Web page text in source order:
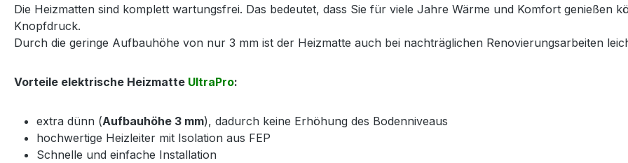
Die Heizmatten sind komplett wartungsfrei. Das bedeutet, dass Sie für viele Jahre Wärme und Komfort genießen
Knopfdruck.
Durch die geringe Aufbauhöhe von nur 3 mm ist der Heizmatte auch bei nachträglichen Renovierungsarbeiten
Vorteile elektrische Heizmatte UltraPro:
extra dünn (Aufbauhöhe 3 mm), dadurch keine Erhöhung des Bodenniveaus
hochwertige Heizleiter mit Isolation aus FEP
Schnelle und einfache Installation